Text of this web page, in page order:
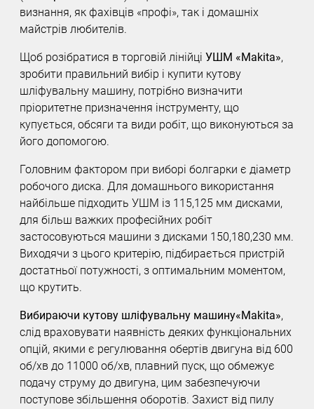
визнання, як фахівців «профі», так і домашніх
майстрів любителів.
Щоб розібратися в торговій лінійці УШМ «Makita»,
зробити правильний вибір і купити кутову
шліфувальну машину, потрібно визначити
пріоритетне призначення інструменту, що
купується, обсяги та види робіт, що виконуються за
його допомогою.
Головним фактором при виборі болгарки є діаметр
робочого диска. Для домашнього використання
найбільше підходить УШМ із 115,125 мм дисками,
для більш важких професійних робіт
застосовуються машини з дисками 150,180,230 мм.
Виходячи з цього критерію, підбирається пристрій
достатньої потужності, з оптимальним моментом,
що крутить.
Вибираючи кутову шліфувальну машину«Makita»,
слід враховувати наявність деяких функціональних
опцій, якими є регулювання обертів двигуна від 600
об/хв до 11000 об/хв, плавний пуск, що обмежує
подачу струму до двигуна, цим забезпечуючи
поступове збільшення оборотів. Захист від пилу